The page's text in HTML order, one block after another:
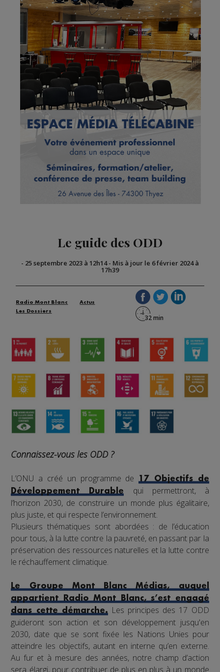
Le guide des ODD
- 25 septembre 2023 à 12h14- Mis à jour le 6 février 2024 à
17h39
Radio Mont Blanc
Actus
Les Dossiers
Connaissez-vous les ODD ?
L’ONU a créé un programme de17 Objectifs de
Développement Durable
qui permettront, à
l’horizon 2030, de construire un monde plus égalitaire,
plus juste, et qui respecte l’environnement.
Plusieurs thématiques sont abordées : de l’éducation
pour tous, à la lutte contre la pauvreté, en passant par la
préservation des ressources naturelles et la lutte contre
le réchauffement climatique.
Le Groupe Mont Blanc Médias, auquel
appartient Radio Mont Blanc, s’est engagé
dans cette démarche.Les principes des 17 ODD
guideront son action et son développement jusqu'en
2030, date que se sont fixée les Nations Unies pour
atteindre les objectifs, autant en interne qu’en externe.
Au fur et à mesure des années, notre champ d’action
sera élargi, pour contribuer de plus en plus à un monde